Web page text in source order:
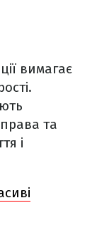
вимагає
та
і